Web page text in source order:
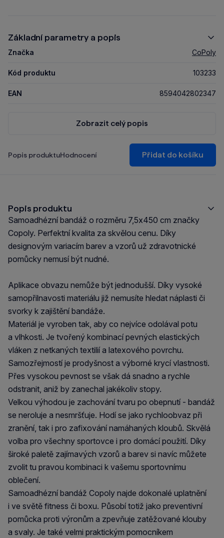
Základní parametry a popis
Značka CoPoly
Kód produktu 103233
EAN 8594042802347
Zobrazit celý popis
Popis produktuHodnocení Přidat do košíku
Popis produktu
Samoadhézní bandáž o rozměru 7,5x450 cm značky
Copoly. Perfektní kvalita za skvělou cenu. Díky
designovým variacím barev a vzorů už zdravotnické
pomůcky nemusí být nudné.
Aplikace obvazu nemůže být jednodušší. Díky vysoké
samopřilnavosti materiálu již nemusíte hledat náplasti či
svorky k zajištění bandáže.
Materiál je vyroben tak, aby co nejvíce odolával potu
a vlhkosti. Je tvořený kombinací pevných elastických
vláken z netkaných textilií a latexového povrchu.
Samozřejmostí je prodyšnost a výborné krycí vlastnosti.
Přes vysokou pevnost se však dá snadno a rychle
odstranit, aniž by zanechal jakékoliv stopy.
Velkou výhodou je zachování tvaru po obepnutí - bandáž
se neroluje a nesmršťuje. Hodí se jako rychloobvaz při
zranění, tak i pro zafixování namáhaných kloubů. Skvělá
volba pro všechny sportovce i pro domácí použití. Díky
široké paletě zajímavých vzorů a barev si navíc můžete
zvolit tu pravou kombinaci k vašemu sportovnímu
oblečení.
Samoadhézní bandáž Copoly najde dokonalé uplatnění
i ve světě fitness či boxu. Působí totiž jako preventivní
pomůcka proti výronům a zpevňuje zatěžované klouby
a svaly. Je také velmi praktickým pomocníkem